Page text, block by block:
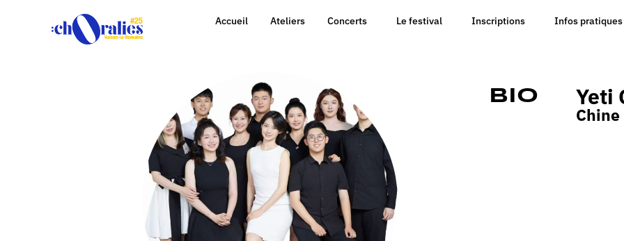
Accueil Ateliers Concerts Le festival Inscriptions Infos pratiques
Bio Yeti
Chine